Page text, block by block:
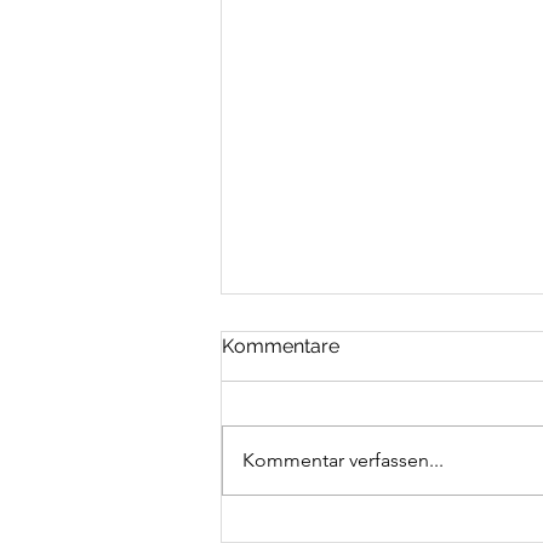
Kommentare
Kommentar verfassen...